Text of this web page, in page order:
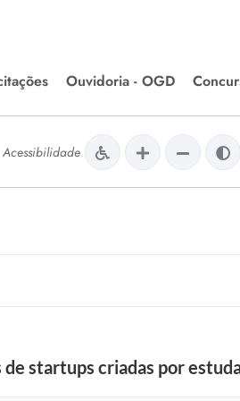
Públicos
Ouvidoria - OGD
Meio Ambiente
Diário Oficial
Acessibilidade
startups criadas por